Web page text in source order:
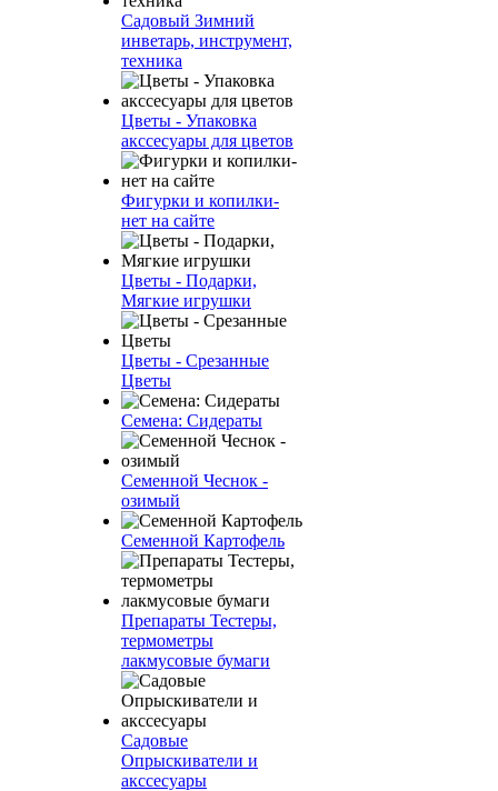
Садовый Зимний
инветарь, инструмент,
техника
Цветы - Упаковка
акссесуары для цветов
Фигурки и копилки-
нет на сайте
Цветы - Подарки,
Мягкие игрушки
Цветы - Срезанные
Цветы
Семена: Сидераты
Семенной Чеснок -
озимый
Семенной Картофель
Препараты Тестеры,
термометры
лакмусовые бумаги
Садовые
Опрыскиватели и
акссесуары